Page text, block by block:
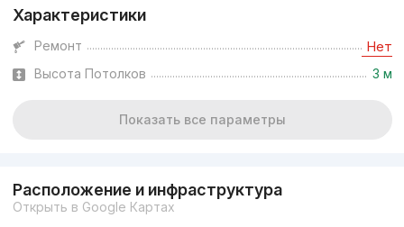
Сдан,Oybek
2к квартира, 65 м²
Характеристики
Ремонт Нет
Высота Потолков 3 м
Показать все параметры
Расположение и инфраструктура
Открыть в Google Картах